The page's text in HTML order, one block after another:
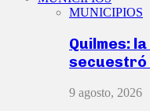
MUNICIPIOS
Quilmes:
secuestró
9 agosto, 2026